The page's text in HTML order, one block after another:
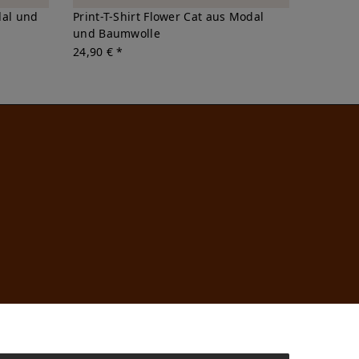
und
Print-T-Shirt Flower Cat aus Modal
und Baumwolle
24,90 € *